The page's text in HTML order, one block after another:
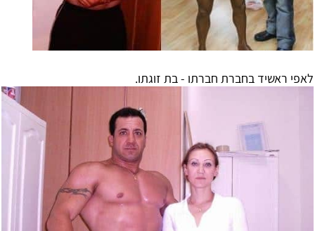
לאפי ראשיד בחברת חברתו - בת זוגתו.